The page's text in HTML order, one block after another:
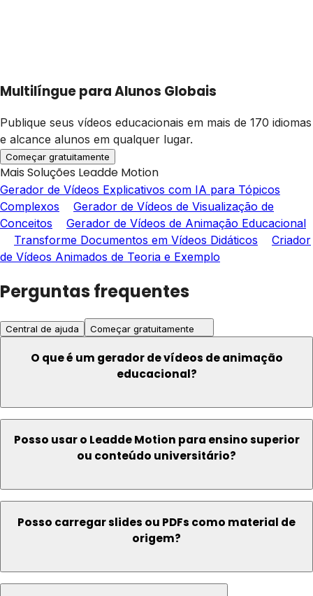
Multilíngue para Alunos Globais
Publique seus vídeos educacionais em mais de 170 idiomas
e alcance alunos em qualquer lugar.
Começar gratuitamente
Mais Soluções Leadde Motion
Gerador de Vídeos Explicativos com IA para Tópicos
Complexos
Gerador de Vídeos de Visualização de
Conceitos
Gerador de Vídeos de Animação Educacional
Transforme Documentos em Vídeos Didáticos
Criador
de Vídeos Animados de Teoria e Exemplo
Perguntas frequentes
Central de ajuda Começar gratuitamente
O que é um gerador de vídeos de animação
educacional?
Posso usar o Leadde Motion para ensino superior
ou conteúdo universitário?
Posso carregar slides ou PDFs como material de
origem?